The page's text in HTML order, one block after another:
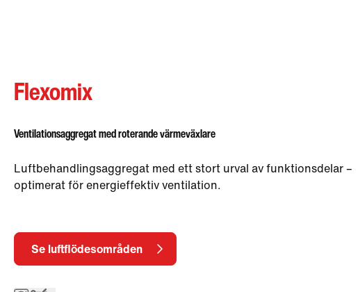
Flexomix
Ventilationsaggregat med roterande värmeväxlare
Luftbehandlingsaggregat med ett stort urval av funktionsdelar –
optimerat för energieffektiv ventilation.
Se luftflödesområden